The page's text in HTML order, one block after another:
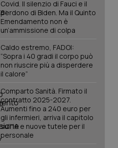
Covid. Il silenzio di Fauci e il
perdono di Biden. Ma il Quinto
Emendamento non è
un’ammissione di colpa
Caldo estremo, FADOI:
“Sopra i 40 gradi il corpo può
non riuscire più a disperdere
il calore”
Comparto Sanità. Firmato il
contratto 2025-2027.
Aumenti fino a 240 euro per
gli infermieri, arriva il capitolo
sull'IA e nuove tutele per il
personale